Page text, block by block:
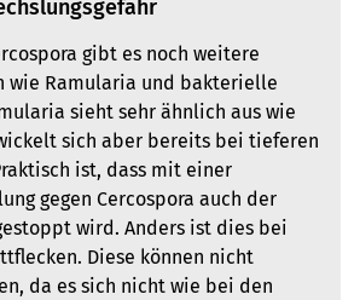
gibt es noch weitere
wie Ramularia und bakterielle
sieht sehr ähnlich aus wie
sich aber bereits bei tieferen
ist, dass mit einer
gegen Cercospora auch der
wird. Anders ist dies bei
Diese können nicht
da es sich nicht wie bei den